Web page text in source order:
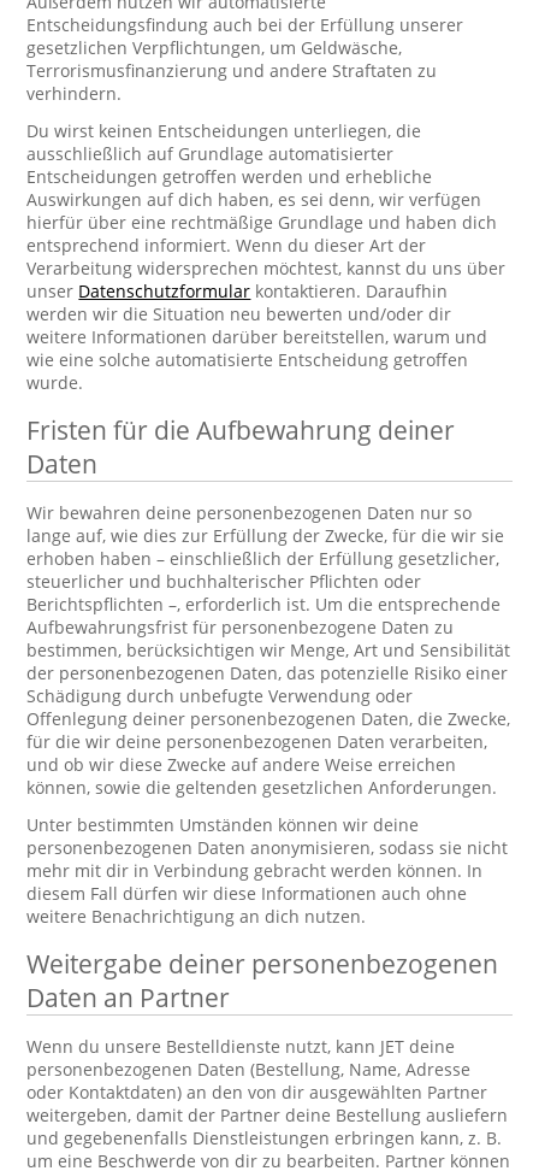
Entscheidungsfindung auch bei der Erfüllung unserer
gesetzlichen Verpflichtungen, um Geldwäsche,
Terrorismusfinanzierung und andere Straftaten zu
verhindern.
Du wirst keinen Entscheidungen unterliegen, die
ausschließlich auf Grundlage automatisierter
Entscheidungen getroffen werden und erhebliche
Auswirkungen auf dich haben, es sei denn, wir verfügen
hierfür über eine rechtmäßige Grundlage und haben dich
entsprechend informiert. Wenn du dieser Art der
Verarbeitung widersprechen möchtest, kannst du uns über
unser Datenschutzformular kontaktieren. Daraufhin
werden wir die Situation neu bewerten und/oder dir
weitere Informationen darüber bereitstellen, warum und
wie eine solche automatisierte Entscheidung getroffen
wurde.
Fristen für die Aufbewahrung deiner
Daten
Wir bewahren deine personenbezogenen Daten nur so
lange auf, wie dies zur Erfüllung der Zwecke, für die wir sie
erhoben haben – einschließlich der Erfüllung gesetzlicher,
steuerlicher und buchhalterischer Pflichten oder
Berichtspflichten –, erforderlich ist. Um die entsprechende
Aufbewahrungsfrist für personenbezogene Daten zu
bestimmen, berücksichtigen wir Menge, Art und Sensibilität
der personenbezogenen Daten, das potenzielle Risiko einer
Schädigung durch unbefugte Verwendung oder
Offenlegung deiner personenbezogenen Daten, die Zwecke,
für die wir deine personenbezogenen Daten verarbeiten,
und ob wir diese Zwecke auf andere Weise erreichen
können, sowie die geltenden gesetzlichen Anforderungen.
Unter bestimmten Umständen können wir deine
personenbezogenen Daten anonymisieren, sodass sie nicht
mehr mit dir in Verbindung gebracht werden können. In
diesem Fall dürfen wir diese Informationen auch ohne
weitere Benachrichtigung an dich nutzen.
Weitergabe deiner personenbezogenen
Daten an Partner
Wenn du unsere Bestelldienste nutzt, kann JET deine
personenbezogenen Daten (Bestellung, Name, Adresse
oder Kontaktdaten) an den von dir ausgewählten Partner
weitergeben, damit der Partner deine Bestellung ausliefern
und gegebenenfalls Dienstleistungen erbringen kann, z. B.
um eine Beschwerde von dir zu bearbeiten. Partner können